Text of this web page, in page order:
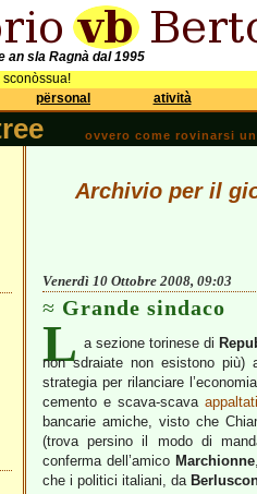
an sla Ragnà dal 1995
përsonal atività
ovvero come rovinarsi
Archivio per il
Venerdì 10 Ottobre 2008, 09:03
Grande sindaco
L a sezione torinese di
non sdraiate non esistono più)
strategia per rilanciare
cemento e scava-scava
bancarie amiche, visto che
(trova persino il modo di
conferma dell’amico Marchionne
che i politici italiani, da